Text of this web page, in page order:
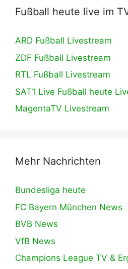
Fußball heute live im
ARD Fußball Livestream
ZDF Fußball Livestream
RTL Fußball Livestream
SAT1 Live Fußball heute
MagentaTV Livestream
Mehr Nachrichten
Bundesliga heute
FC Bayern München News
BVB News
VfB News
Champions League TV &